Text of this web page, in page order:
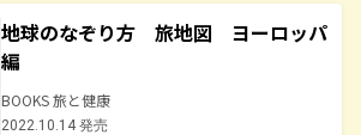
地球のなぞり方 旅地図 ヨーロッパ
編
BOOKS 旅と健康
2022.10.14 発売